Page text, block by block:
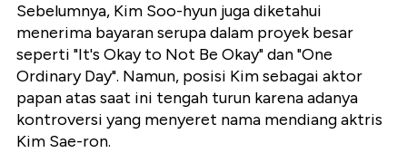
Sebelumnya, Kim Soo-hyun juga diketahui
menerima bayaran serupa dalam proyek besar
seperti "It's Okay to Not Be Okay" dan "One
Ordinary Day". Namun, posisi Kim sebagai aktor
papan atas saat ini tengah turun karena adanya
kontroversi yang menyeret nama mendiang aktris
Kim Sae-ron.